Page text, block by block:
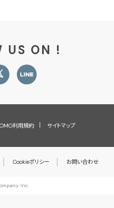
US ON !
利用規約 サイトマップ
Cookieポリシー お問い合わせ
Inc.